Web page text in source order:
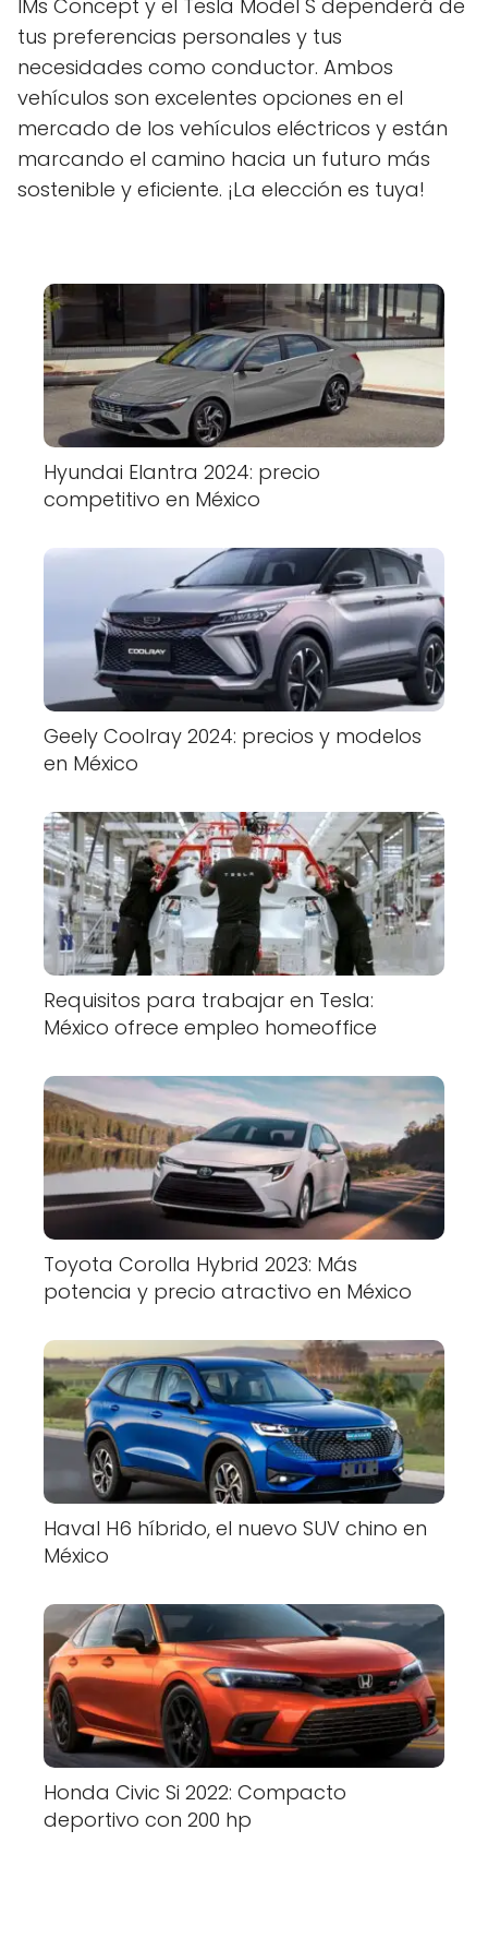
IMs Concept y el Tesla Model S dependerá de
tus preferencias personales y tus
necesidades como conductor. Ambos
vehículos son excelentes opciones en el
mercado de los vehículos eléctricos y están
marcando el camino hacia un futuro más
sostenible y eficiente. ¡La elección es tuya!
Hyundai Elantra 2024: precio
competitivo en México
Geely Coolray 2024: precios y modelos
en México
Requisitos para trabajar en Tesla:
México ofrece empleo homeoffice
Toyota Corolla Hybrid 2023: Más
potencia y precio atractivo en México
Haval H6 híbrido, el nuevo SUV chino en
México
Honda Civic Si 2022: Compacto
deportivo con 200 hp